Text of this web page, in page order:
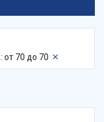
от 70 до 70